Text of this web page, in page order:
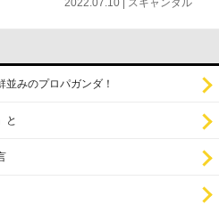
みのプロパガンダ！
と